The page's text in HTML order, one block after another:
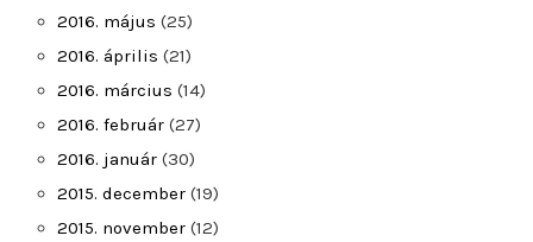
2016. május (25)
2016. április (21)
2016. március (14)
2016. február (27)
2016. január (30)
2015. december (19)
2015. november (12)